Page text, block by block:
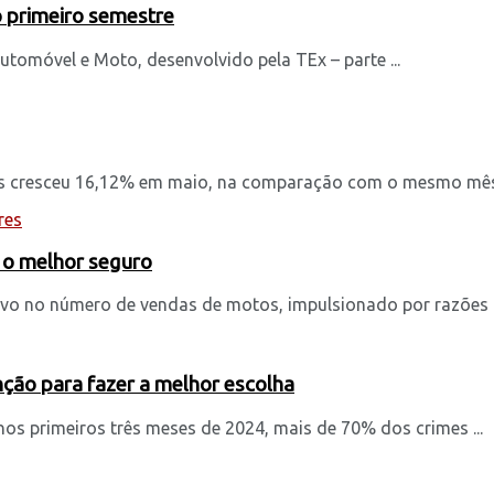
primeiro semestre
e Moto, desenvolvido pela TEx – parte ...
16,12% em maio, na comparação com o mesmo
melhor seguro
no número de vendas de motos, impulsionado por razões
para fazer a melhor escolha
primeiros três meses de 2024, mais de 70% dos crimes ...